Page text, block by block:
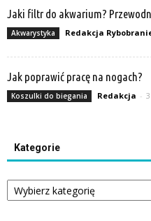
Jaki filtr do akwarium?
Akwarystyka Redakcja
Jak poprawić pracę na nogach?
Koszulki do biegania Redakcja -
Kategorie
Kategorie